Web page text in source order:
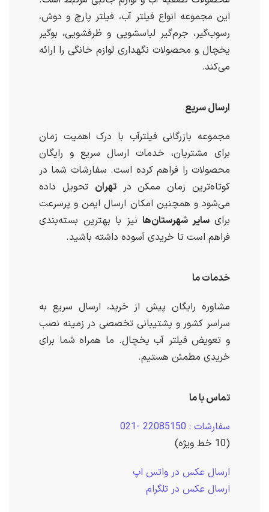
این مجموعه انواع فیلتر آب، فیلتر پارچ و دوش،
رسوب‌گیر، جرم‌گیر لباسشویی و ظرفشویی، بوگیر
یخچال و محصولات نگهداری لوازم خانگی را ارائه
می‌کند.
ارسال سریع
مجموعه بازرگانی فیلترآب با درک اهمیت زمان
برای مشتریان، خدمات ارسال سریع و رایگان
محصولات را فراهم کرده است. سفارشات شما در
کوتاه‌ترین زمان ممکن درتهران تحویل داده
می‌شود و همچنین امکان ارسال ایمن و پرسرعت
برایسایر شهرستان‌ها نیز با بهترین بسته‌بندی
فراهم است تا خریدی آسوده داشته باشید.
خدمات ما
مشاوره رایگان پیش از خرید، ارسال سریع به
سراسر کشور و پشتیبانی تخصصی در زمینه نصب
و تعویض فیلتر آب یخچال. ما همراه شما برای
خریدی مطمئن هستیم.
تماس با ما
سفارشات : 22085150 -021
(10 خط ویژه)
ارسال عکس در واتس اپ
ارسال عکس در تلگرام